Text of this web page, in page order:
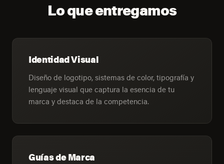
Lo que entregamos
Identidad Visual
Diseño de logotipo, sistemas de color, tipografía y
lenguaje visual que captura la esencia de tu
marca y destaca de la competencia.
Guías de Marca